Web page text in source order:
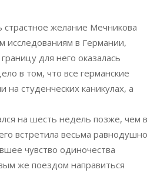
страстное желание Мечникова
исследованиям в Германии,
для него оказалась
в том, что все германские
на студенческих каникулах, а
на шесть недель позже, чем в
встретила весьма равнодушно
чувство одиночества
же поездом направиться